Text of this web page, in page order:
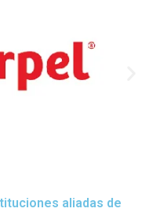
aliadas de